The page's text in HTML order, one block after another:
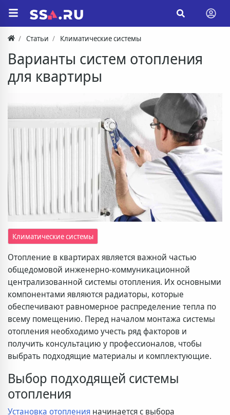
Статьи Климатические системы
Варианты систем отопления
для квартиры
Климатические системы
Отопление в квартирах является важной частью
общедомовой инженерно-коммуникационной
централизованной системы отопления. Их основными
компонентами являются радиаторы, которые
обеспечивают равномерное распределение тепла по
всему помещению. Перед началом монтажа системы
отопления необходимо учесть ряд факторов и
получить консультацию у профессионалов, чтобы
выбрать подходящие материалы и комплектующие.
Выбор подходящей системы
отопления
Установка отопления начинается с выбора